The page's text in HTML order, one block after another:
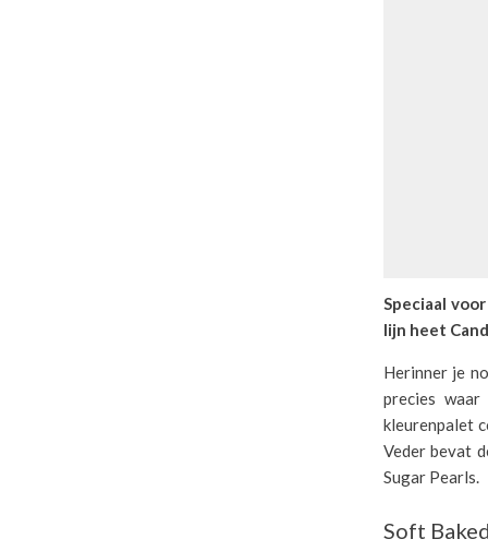
Speciaal
lijn heet
Herinner je
precies
kleurenpalet
Veder bevat
Sugar Pearls.
Soft